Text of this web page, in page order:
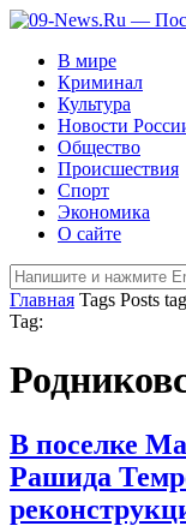
В мире
Криминал
Культура
Новости
Общество
Происшествия
Спорт
Экономика
О сайте
Главная Tags Posts
Tag:
В поселке
Рашида